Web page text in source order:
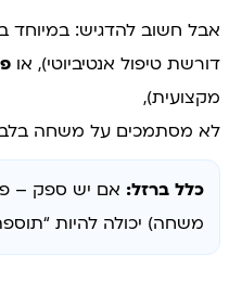
אבל חשוב להדגיש: במיוחד
דורשת טיפול אנטיביוטי), או
מקצועית),
לא מסתמכים על משחה
כלל ברזל: אם יש ספק –
משחה) יכולה להיות